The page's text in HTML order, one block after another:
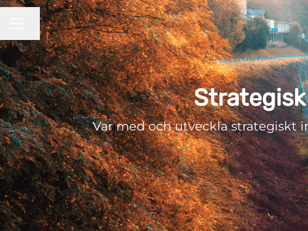
KARRIÄRMENY
Dela sidan
Var med och utveckla strategiskt